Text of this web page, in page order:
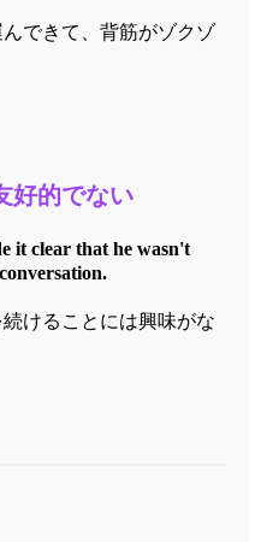
できて、背筋がゾクゾ
好的でない
it clear that he wasn't
けることには興味がな